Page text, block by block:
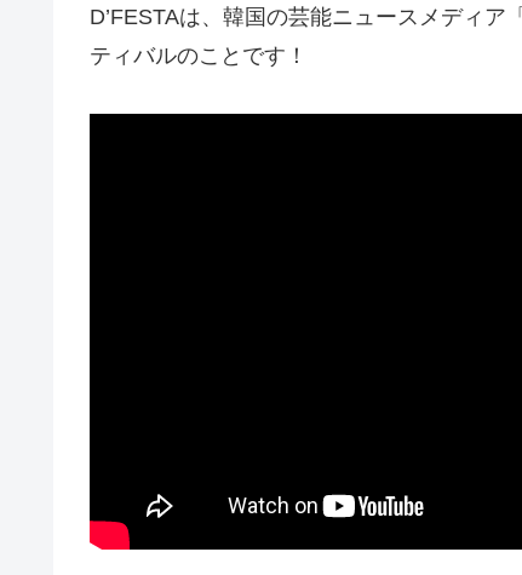
D’FESTAは、韓国の芸能ニュースメディア「
ティバルのことです！